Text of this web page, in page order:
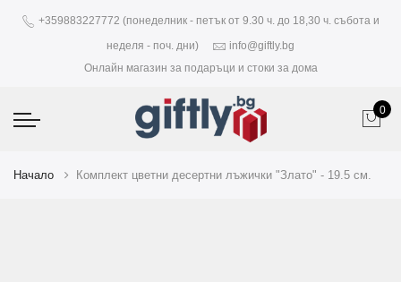
+359883227772 (понеделник - петък от 9.30 ч. до 18,30 ч. събота и
неделя - поч. дни)
info@giftly.bg
Онлайн магазин за подаръци и стоки за дома
0
Начало Комплект цветни десертни лъжички "Злато" - 19.5 см.